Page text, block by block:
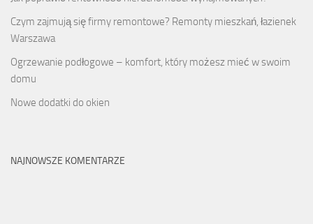
Czym zajmują się firmy remontowe? Remonty mieszkań, łazienek
Warszawa
Ogrzewanie podłogowe – komfort, który możesz mieć w swoim
domu
Nowe dodatki do okien
NAJNOWSZE KOMENTARZE